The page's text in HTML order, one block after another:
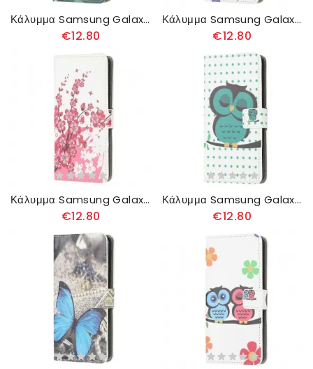
Κάλυμμα Samsung Galaxy A51 Στρατιωτικό Καμουφλάζ
€12.80
Κάλυμμα Samsung Galaxy A51 Λατρεύω Το Παρίσι
€12.80
Κάλυμμα Samsung Galaxy A51 Τροπικά Λουλούδια
€12.80
Κάλυμμα Samsung Galaxy A51 Κουκουβάγια
€12.80